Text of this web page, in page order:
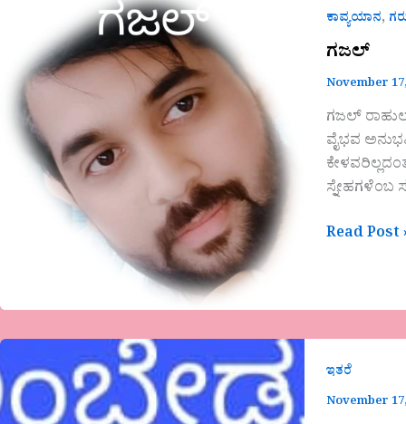
ಕಾವ್ಯಯಾನ,
ಗಜಲ್
November
ಗಜಲ್
ವೈಭವ
Read Post
ಇತರೆ
November